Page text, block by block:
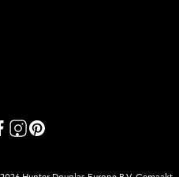
missing Display text from
Link missing Display text
Link missing Display text